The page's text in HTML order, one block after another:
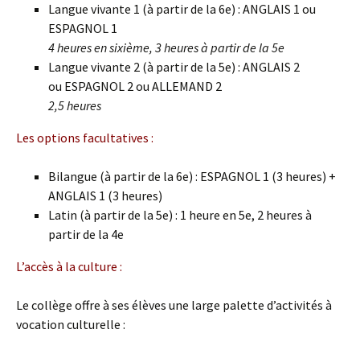
Langue vivante 1 (à partir de la 6e) : ANGLAIS 1 ou
ESPAGNOL 1
4 heures en sixième, 3 heures à partir de la 5e
Langue vivante 2 (à partir de la 5e) : ANGLAIS 2
ou ESPAGNOL 2 ou ALLEMAND 2
2,5 heures
Les options facultatives :
Bilangue (à partir de la 6e) : ESPAGNOL 1 (3 heures) +
ANGLAIS 1 (3 heures)
Latin (à partir de la 5e) : 1 heure en 5e, 2 heures à
partir de la 4e
L’accès à la culture :
Le collège offre à ses élèves une large palette d’activités à
vocation culturelle :